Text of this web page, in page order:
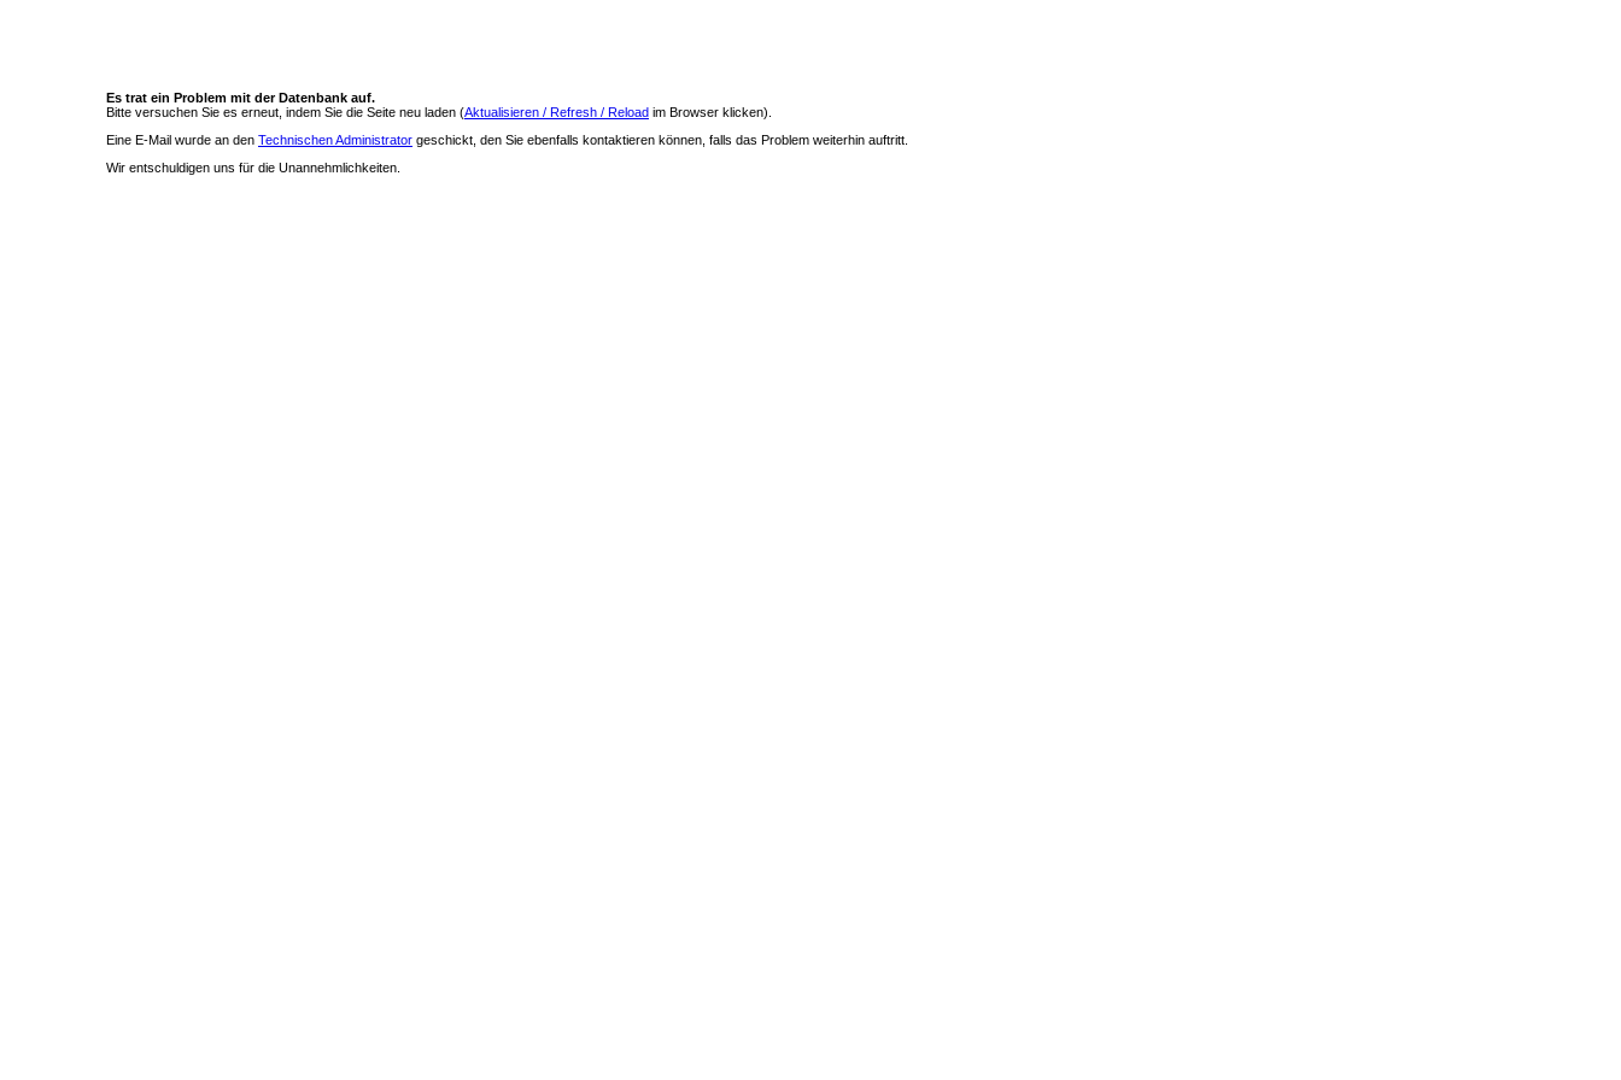
Es trat ein Problem mit der Datenbank auf.
Bitte versuchen Sie es erneut, indem Sie die Seite neu laden (Aktualisieren / Refresh / Reload im Browser klicken).
Eine E-Mail wurde an den Technischen Administrator geschickt, den Sie ebenfalls kontaktieren können, falls das Problem weiterhin auftritt.
Wir entschuldigen uns für die Unannehmlichkeiten.